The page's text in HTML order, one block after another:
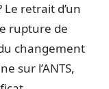
retrait d’un
rupture de
changement
sur l’ANTS,